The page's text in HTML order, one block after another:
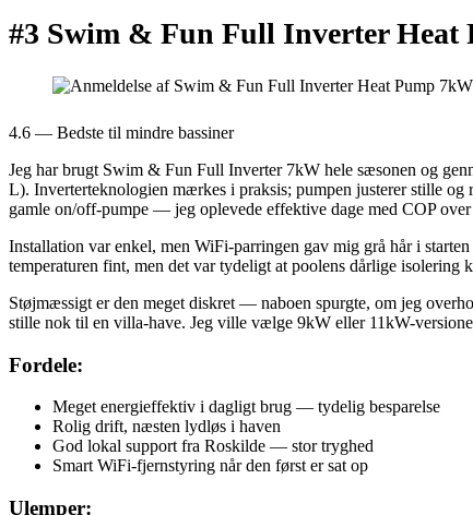
#3 Swim & Fun Full Inverter Heat
4.6 — Bedste til mindre bassiner
Jeg har brugt Swim & Fun Full Inverter 7kW hele sæsonen og
L). Inverterteknologien mærkes i praksis; pumpen justerer stille
gamle on/off-pumpe — jeg oplevede effektive dage med COP
Installation var enkel, men WiFi-parringen gav mig grå hår i
temperaturen fint, men det var tydeligt at poolens dårlige
Støjmæssigt er den meget diskret — naboen spurgte, om jeg
stille nok til en villa-have. Jeg ville vælge 9kW eller 11kW-
Fordele:
Meget energieffektiv i dagligt brug — tydelig besparelse
Rolig drift, næsten lydløs i haven
God lokal support fra Roskilde — stor tryghed
Smart WiFi-fjernstyring når den først er sat op
Ulemper: